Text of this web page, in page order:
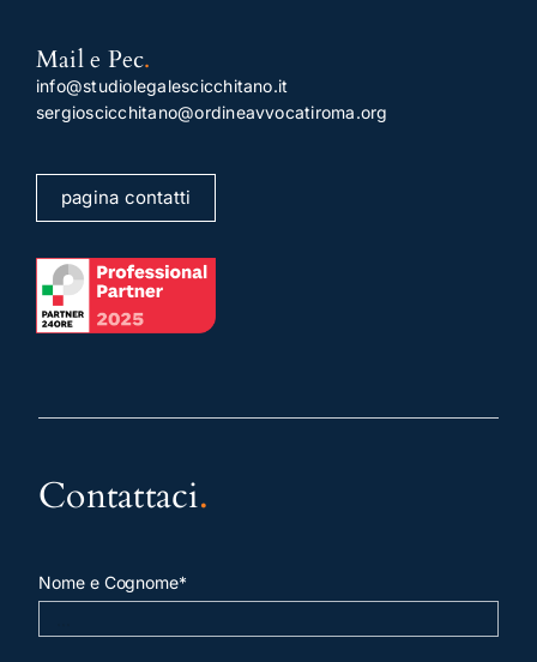
Mail e Pec.
info@studiolegalescicchitano.it
sergioscicchitano@ordineavvocatiroma.org
pagina contatti
Contattaci.
Nome e Cognome*